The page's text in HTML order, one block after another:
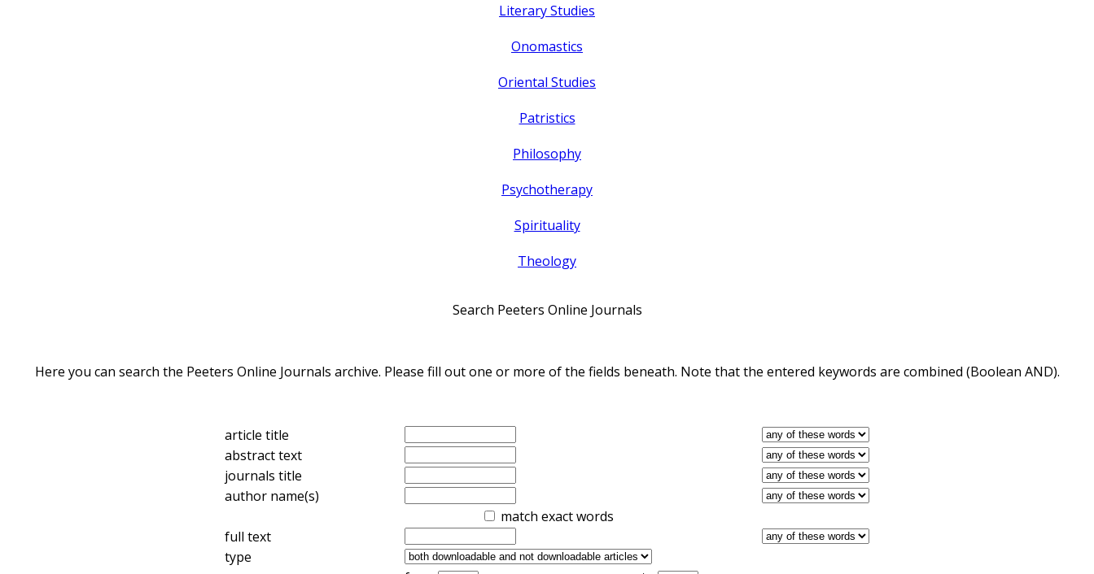
Literary Studies
Onomastics
Oriental Studies
Patristics
Philosophy
Psychotherapy
Spirituality
Theology
Search Peeters Online Journals
Here you can search the Peeters Online Journals archive. Please fill out one or more of the fields beneath. Note that the entered keywords are combined (Boolean AND).
article title
abstract text
journals title
author name(s)
match exact words
full text
type